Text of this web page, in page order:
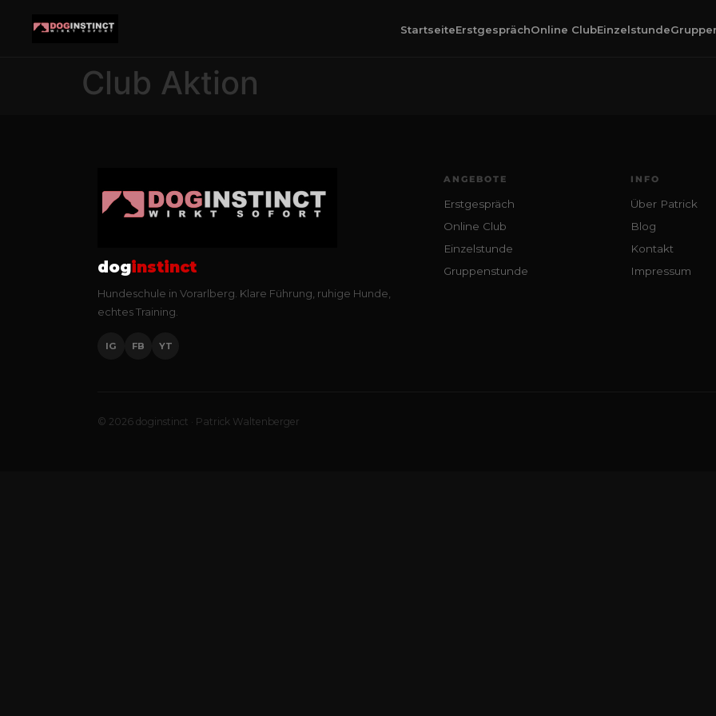
StartseiteErstgesprächOnline ClubEinzelstunde
Club Aktion
doginstinct
Hundeschule in Vorarlberg. Klare Führung, ruhige Hunde,
echtes Training.
IG FB YT
ANGEBOTE
Erstgespräch
Online Club
Einzelstunde
Gruppenstunde
INFO
Über Patrick
Blog
Kontakt
Impressum
© 2026 doginstinct · Patrick Waltenberger